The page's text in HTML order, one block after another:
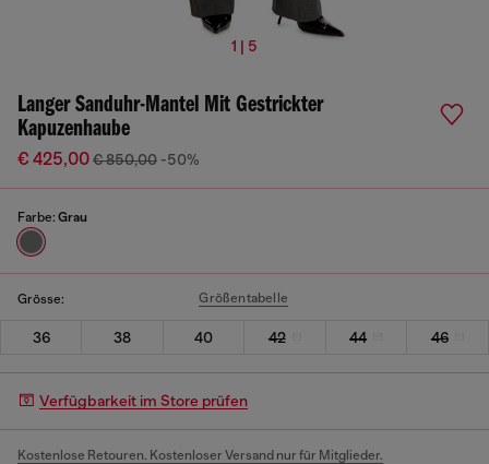
1 | 5
Langer Sanduhr-Mantel Mit Gestrickter
Kapuzenhaube
€ 425,00€ 850,00 -50%
Farbe: Grau
Grösse: Größentabelle
36 38 40 42 44 46
Verfügbarkeit im Store prüfen
Kostenlose Retouren. Kostenloser Versand nur für Mitglieder.